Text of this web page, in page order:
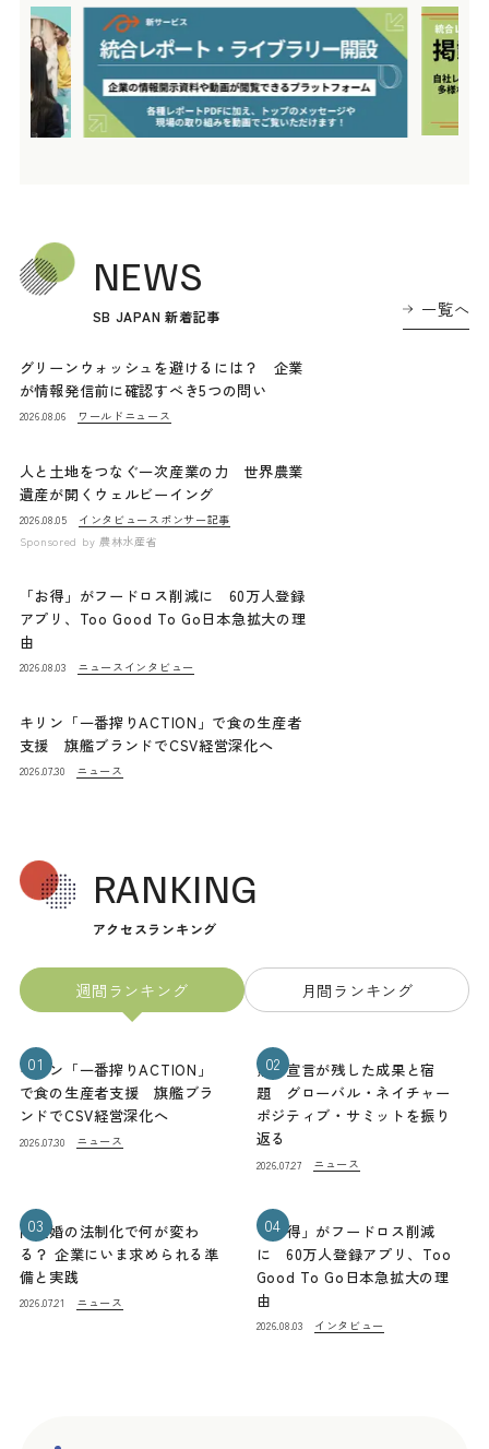
NEWS
SB JAPAN 新着記事 一覧へ
グリーンウォッシュを避けるには？ 企業
が情報発信前に確認すべき5つの問い
2026.08.06 ワールドニュース
人と土地をつなぐ一次産業の力 世界農業
遺産が開くウェルビーイング
2026.08.05 インタビュー スポンサー記事
Sponsored by 農林水産省
「お得」がフードロス削減に 60万人登録
アプリ、Too Good To Go日本急拡大の理
由
2026.08.03 ニュース インタビュー
キリン「一番搾りACTION」で食の生産者
支援 旗艦ブランドでCSV経営深化へ
2026.07.30 ニュース
RANKING
アクセスランキング
週間ランキング 月間ランキング
01
キリン「一番搾りACTION」
で食の生産者支援 旗艦ブラ
ンドでCSV経営深化へ
2026.07.30 ニュース
02
熊本宣言が残した成果と宿
題 グローバル・ネイチャー
ポジティブ・サミットを振り
返る
2026.07.27 ニュース
03
同性婚の法制化で何が変わ
る？ 企業にいま求められる準
備と実践
2026.07.21 ニュース
04
「お得」がフードロス削減
に 60万人登録アプリ、Too
Good To Go日本急拡大の理
由
2026.08.03 インタビュー